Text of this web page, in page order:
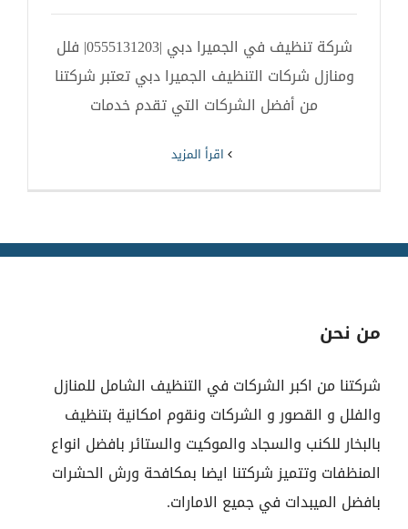
شركة تنظيف في الجميرا دبي |0555131203| فلل
ومنازل شركات التنظيف الجميرا دبي تعتبر شركتنا
من أفضل الشركات التي تقدم خدمات
من نحن
شركتنا من اكبر الشركات في التنظيف الشامل للمنازل
والفلل و القصور و الشركات ونقوم امكانية بتنظيف
بالبخار للكنب والسجاد والموكيت والستائر بافضل انواع
المنظفات وتتميز شركتنا ايضا بمكافحة ورش الحشرات
بافضل الميبدات في جميع الامارات.